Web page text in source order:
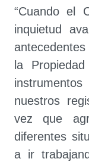
“Cuando el
inquietud
la
nuestros
vez que
diferentes
a ir